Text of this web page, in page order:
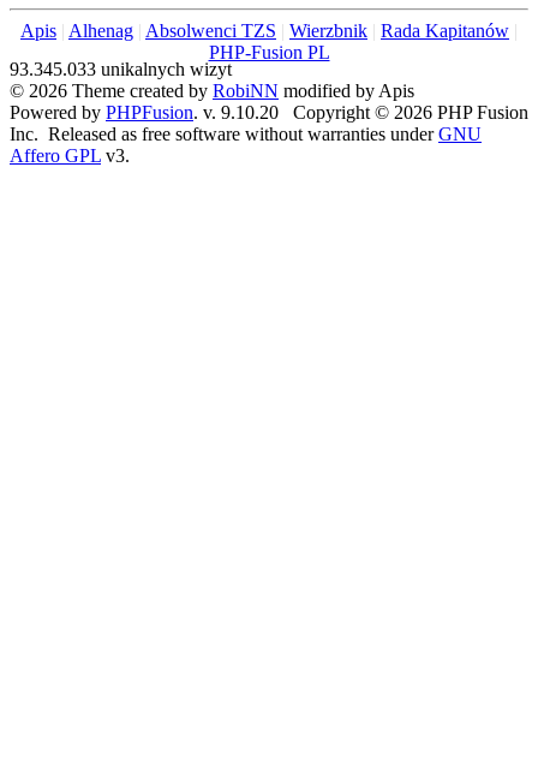
Apis | Alhenag | Absolwenci TZS | Wierzbnik | Rada Kapitanów |
PHP-Fusion PL
93.345.033 unikalnych wizyt
© 2026 Theme created by RobiNN modified by Apis
Powered by PHPFusion. v. 9.10.20 Copyright © 2026 PHP Fusion
Inc. Released as free software without warranties underGNU
Affero GPL v3.